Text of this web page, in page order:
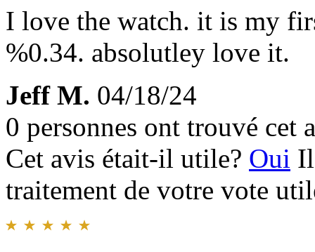
I love the watch. it is my
%0.34. absolutley love it.
Jeff M. 04/18/24
0 personnes ont trouvé cet
Cet avis était-il utile? Oui
traitement de votre vote